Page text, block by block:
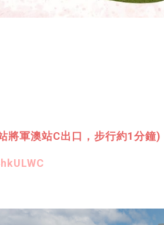
將軍澳站C出口，步行約1分鐘)